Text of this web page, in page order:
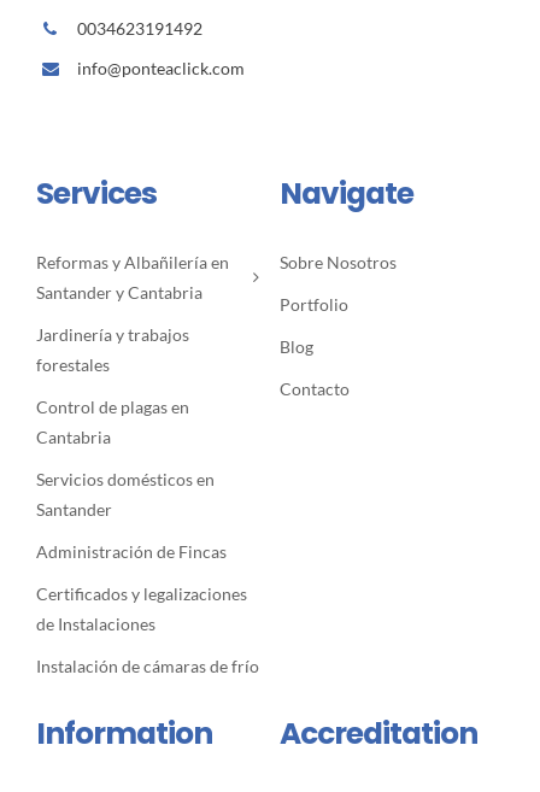
0034623191492
info@ponteaclick.com
Services
Reformas y Albañilería en
Santander y Cantabria
Jardinería y trabajos
forestales
Control de plagas en
Cantabria
Servicios domésticos en
Santander
Administración de Fincas
Certificados y legalizaciones
de Instalaciones
Instalación de cámaras de frío
Navigate
Sobre Nosotros
Portfolio
Blog
Contacto
Information Accreditation